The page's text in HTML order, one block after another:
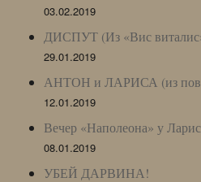
03.02.2019
ДИСПУТ (Из «Вис
29.01.2019
АНТОН и ЛАРИСА (из
12.01.2019
Вечер «Наполеона» у
08.01.2019
УБЕЙ ДАРВИНА!